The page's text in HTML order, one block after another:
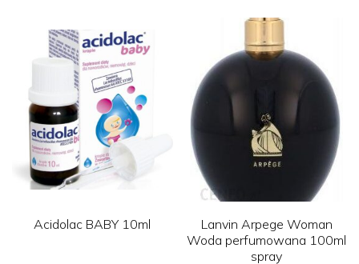
Acidolac BABY 10ml
Lanvin Arpege Woman
Woda perfumowana 100ml
spray